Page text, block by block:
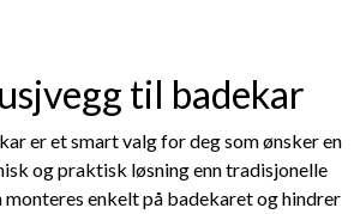
til badekar
er et smart valg for deg som ønsker en
og praktisk løsning enn tradisjonelle
monteres enkelt på badekaret og hindrer